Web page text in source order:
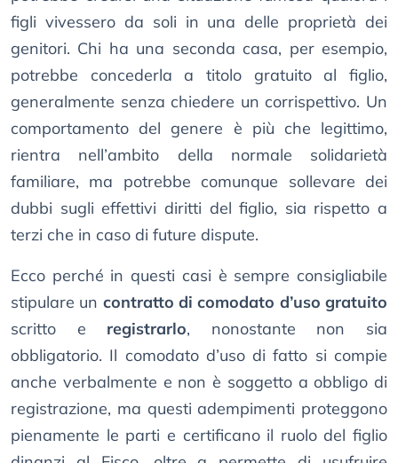
figli vivessero da soli in una delle proprietà dei
genitori. Chi ha una seconda casa, per esempio,
potrebbe concederla a titolo gratuito al figlio,
generalmente senza chiedere un corrispettivo. Un
comportamento del genere è più che legittimo,
rientra nell’ambito della normale solidarietà
familiare, ma potrebbe comunque sollevare dei
dubbi sugli effettivi diritti del figlio, sia rispetto a
terzi che in caso di future dispute.
Ecco perché in questi casi è sempre consigliabile
stipulare un contratto di comodato d’uso gratuito
scritto e registrarlo, nonostante non sia
obbligatorio. Il comodato d’uso di fatto si compie
anche verbalmente e non è soggetto a obbligo di
registrazione, ma questi adempimenti proteggono
pienamente le parti e certificano il ruolo del figlio